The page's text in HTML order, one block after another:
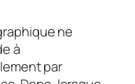
ne
à
par